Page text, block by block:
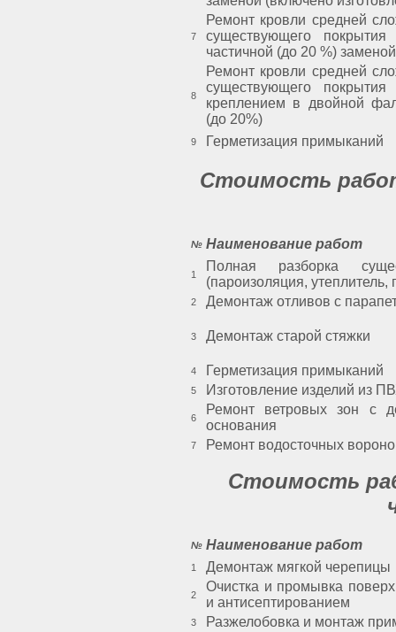
7
Ремонт кровли средней
существующего
частичной (до 20 %)
8
Ремонт кровли средней
существующего
креплением в двойной
(до 20%)
9 Герметизация примыканий
Стоимость
№ Наименование работ
1
Полная разборка
(пароизоляция, утеплитель,
2 Демонтаж отливов с
3 Демонтаж старой стяжки
4 Герметизация примыканий
5 Изготовление изделий из
6
Ремонт ветровых зон с
основания
7 Ремонт водосточных
Стоимость
№ Наименование работ
1 Демонтаж мягкой черепицы
2
Очистка и промывка
и антисептированием
3 Разжелобовка и монтаж